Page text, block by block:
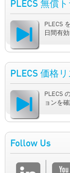
PLECS 無償
PLECS
日間有
PLECS 価格リ
PLECS
ョンを
Follow Us